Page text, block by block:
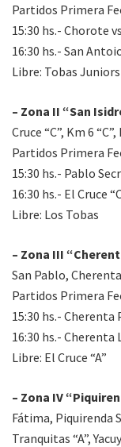
Partidos Primera
15:30 hs.- Chorote
16:30 hs.- San
Libre: Tobas Juniors
– Zona II “San
Cruce “C”, Km 6
Partidos Primera
15:30 hs.- Pablo
16:30 hs.- El Cruce
Libre: Los Tobas
– Zona III
San Pablo, Cherenta
Partidos Primera
15:30 hs.- Cherenta
16:30 hs.- Cherenta
Libre: El Cruce “A”
– Zona IV
Fátima, Piquirenda
Tranquitas “A”,